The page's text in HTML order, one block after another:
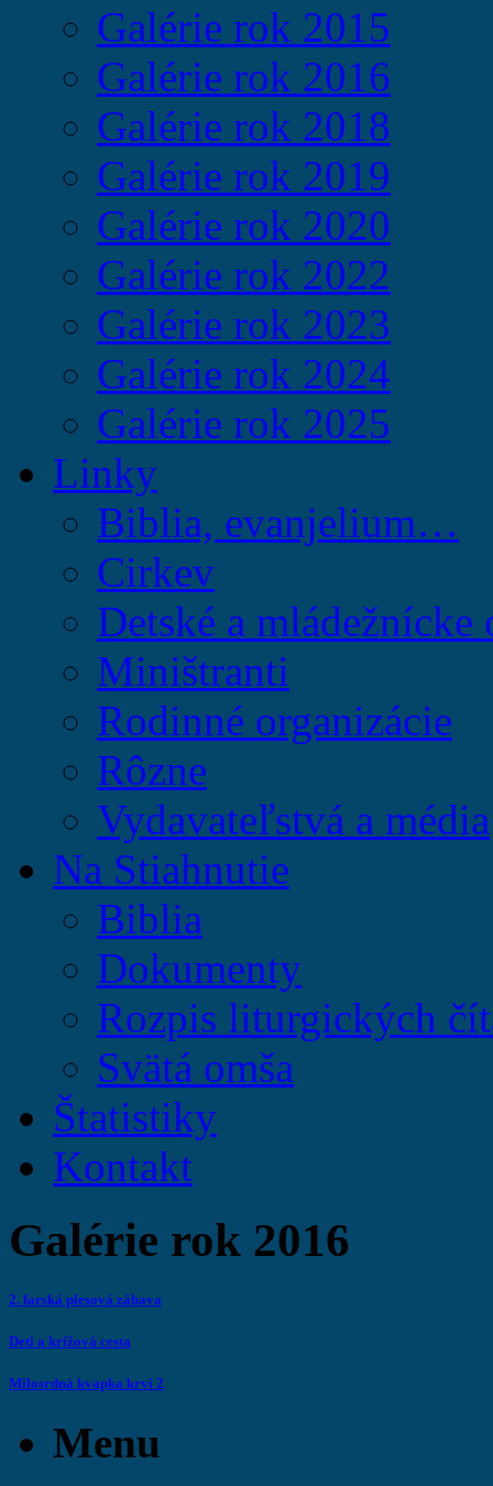
Galérie rok 2015
Galérie rok 2016
Galérie rok 2018
Galérie rok 2019
Galérie rok 2020
Galérie rok 2022
Galérie rok 2023
Galérie rok 2024
Galérie rok 2025
Linky
Biblia, evanjelium…
Cirkev
Detské a mládežnícke
Miništranti
Rodinné organizácie
Rôzne
Vydavateľstvá a média
Na Stiahnutie
Biblia
Dokumenty
Rozpis liturgických
Svätá omša
Štatistiky
Kontakt
Galérie rok 2016
2. farská plesová zábava
Deti a krížová cesta
Milosrdná kvapka krvi 2
Menu